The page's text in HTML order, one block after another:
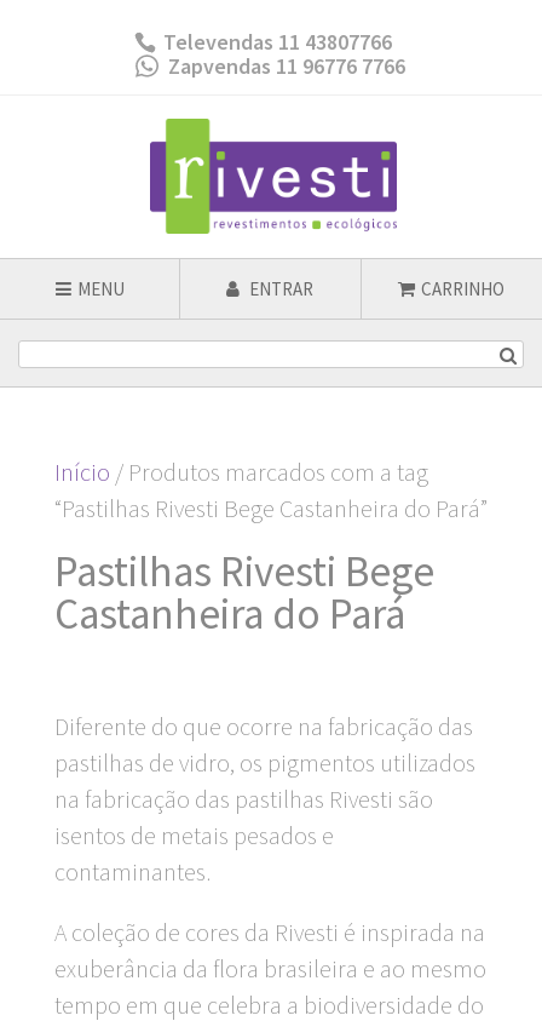
Televendas 11 43807766
Zapvendas 11 96776 7766
MENU ENTRAR CARRINHO
Início / Produtos marcados com a tag
“Pastilhas Rivesti Bege Castanheira do Pará”
Pastilhas Rivesti Bege
Castanheira do Pará
Diferente do que ocorre na fabricação das
pastilhas de vidro, os pigmentos utilizados
na fabricação das pastilhas Rivesti são
isentos de metais pesados e
contaminantes.
A coleção de cores da Rivesti é inspirada na
exuberância da flora brasileira e ao mesmo
tempo em que celebra a biodiversidade do